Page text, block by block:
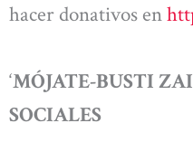
hacer donativos en
‘MÓJATE-BUSTI
SOCIALES